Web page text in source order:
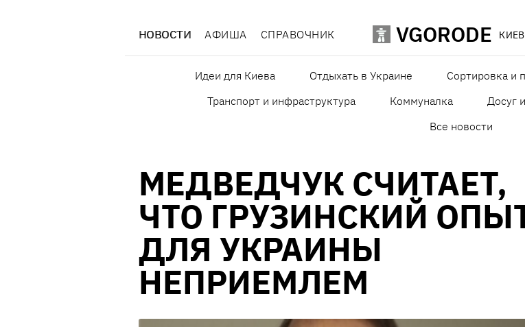
НОВОСТИ АФИША СПРАВОЧНИК VGORODE КИЕВ
Идеи для Киева Отдыхать в Украине Сортировка и
Транспорт и инфраструктура
Коммуналка Досуг
Все новости
МЕДВЕДЧУК СЧИТАЕТ,
ЧТО ГРУЗИНСКИЙ
ДЛЯ УКРАИНЫ
НЕПРИЕМЛЕМ